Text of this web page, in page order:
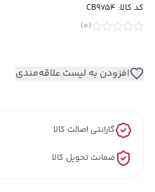
کد کالا: CB9754
(
0
)
افزودن به لیست علاقه‌مندی
گارانتی اصالت کالا
ضمانت تحویل کالا